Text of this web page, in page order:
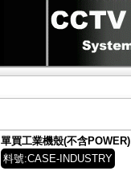
單買工業機殼(不含POWER)
料號:CASE-INDUSTRY